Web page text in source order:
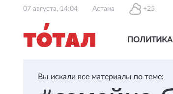
07 августа, 14:04 Астана +25
ПОЛИТИКА
Вы искали все материалы по теме: